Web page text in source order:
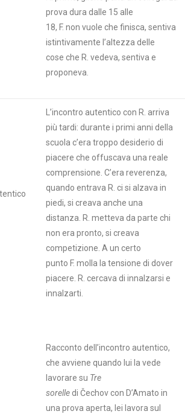
prova dura dalle 15 alle
18, F. non vuole che finisca, sentiva
istintivamente l’altezza delle
cose che R. vedeva, sentiva e
proponeva.
L’incontro autentico con R. arriva
più tardi: durante i primi anni della
scuola c’era troppo desiderio di
piacere che offuscava una reale
comprensione. C’era reverenza,
quando entrava R. ci si alzava in
piedi, si creava anche una
distanza. R. metteva da parte chi
non era pronto, si creava
competizione. A un certo
punto F. molla la tensione di dover
piacere. R. cercava di innalzarsi e
innalzarti.
Racconto dell’incontro autentico,
che avviene quando lui la vede
lavorare su Tre
sorelle di Čechov con D’Amato in
una prova aperta, lei lavora sul